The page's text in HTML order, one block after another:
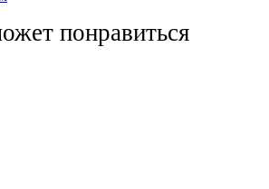
понравиться